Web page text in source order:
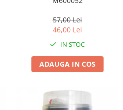
57,00 Lei
46,00 Lei
IN STOC
ADAUGA IN COS